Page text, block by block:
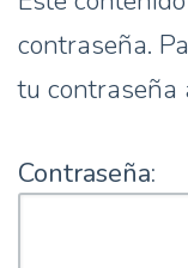
contraseña.
tu contraseña
Contraseña: